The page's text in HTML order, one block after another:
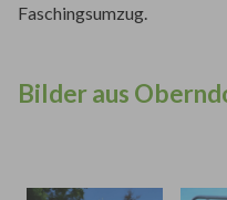
Faschingsumzug.
Bilder aus